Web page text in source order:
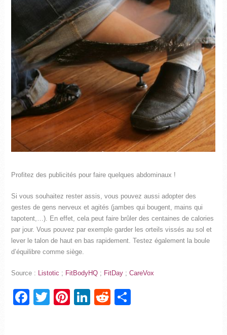
Profitez des publicités pour faire quelques abdominaux !
Si vous souhaitez rester assis, vous pouvez aussi adopter des
gestes de gens nerveux et agités (jambes qui bougent, mains qui
tapotent,…). En effet, cela peut faire brûler des centaines de calories
par jour. Vous pouvez par exemple garder les orteils vissés au sol et
lever le talon de haut en bas rapidement. Testez également la boule
d’équilibre comme siège.
Source : Listotic ; FitBodyHQ ; FitDay; CareVox
Facebook
TwitterPinterest
LinkedIn
Reddit